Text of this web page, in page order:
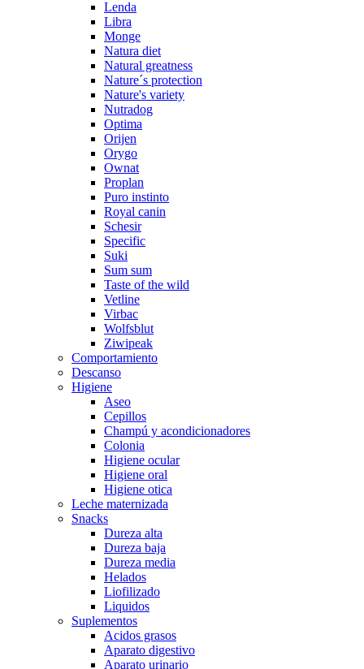
Lenda
Libra
Monge
Natura diet
Natural greatness
Nature´s protection
Nature's variety
Nutradog
Optima
Orijen
Orygo
Ownat
Proplan
Puro instinto
Royal canin
Schesir
Specific
Suki
Sum sum
Taste of the wild
Vetline
Virbac
Wolfsblut
Ziwipeak
Comportamiento
Descanso
Higiene
Aseo
Cepillos
Champú y acondicionadores
Colonia
Higiene ocular
Higiene oral
Higiene otica
Leche maternizada
Snacks
Dureza alta
Dureza baja
Dureza media
Helados
Liofilizado
Liquidos
Suplementos
Acidos grasos
Aparato digestivo
Aparato urinario